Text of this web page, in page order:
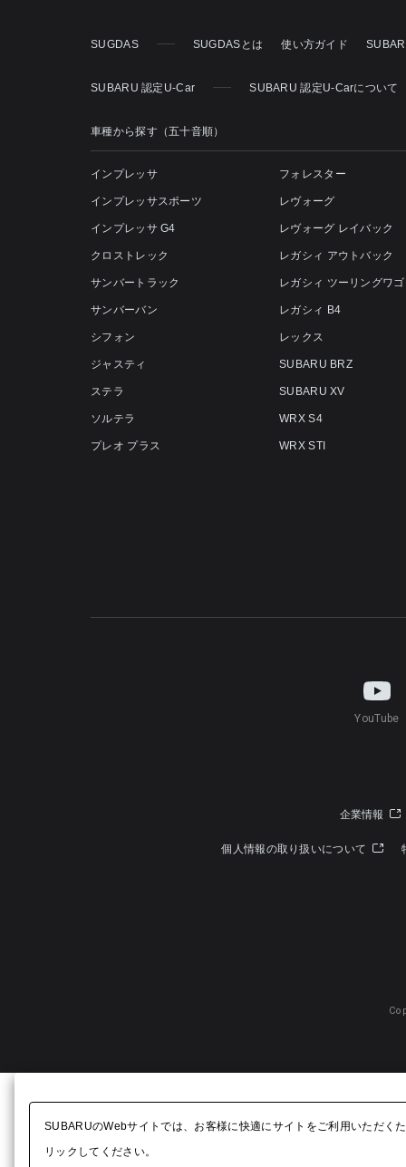
SUGDAS SUGDASとは 使い方ガイド
SUBARU 認定U-Car SUBARU 認定U-Carについて
車種から探す（五十音順）
インプレッサ
インプレッサスポーツ
インプレッサ G4
クロストレック
サンバートラック
サンバーバン
シフォン
ジャスティ
ステラ
ソルテラ
プレオ プラス
フォレスター
レヴォーグ
レヴォーグ レイバック
レガシィ アウトバック
レガシィ ツーリングワ
レガシィ B4
レックス
SUBARU BRZ
SUBARU XV
WRX S4
WRX STI
YouTube
企業情報
個人情報の取り扱いについて
SUBARUのWebサイトでは、お客様に快適にサイトをご利用いただく
リックしてください。​